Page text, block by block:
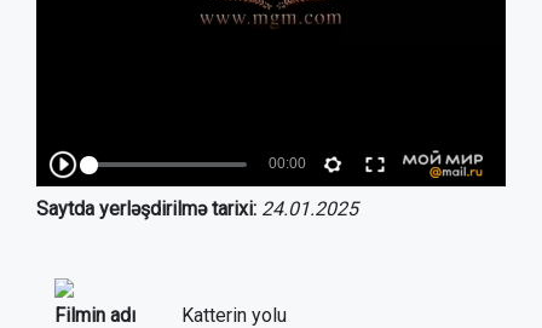
Saytda yerləşdirilmə tarixi: 24.01.2025
Filmin adı
Katterin yolu